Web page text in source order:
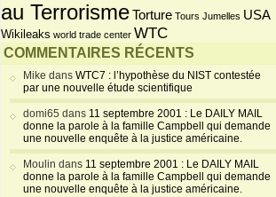
au TerrorismeTorture Tours Jumelles USA
Wikileaks world trade center WTC
COMMENTAIRES RÉCENTS
Mike dans WTC7 : l’hypothèse du NIST contestée
par une nouvelle étude scientifique
domi65 dans 11 septembre 2001 : Le DAILY MAIL
donne la parole à la famille Campbell qui demande
une nouvelle enquête à la justice américaine.
Moulin dans 11 septembre 2001 : Le DAILY MAIL
donne la parole à la famille Campbell qui demande
une nouvelle enquête à la justice américaine.